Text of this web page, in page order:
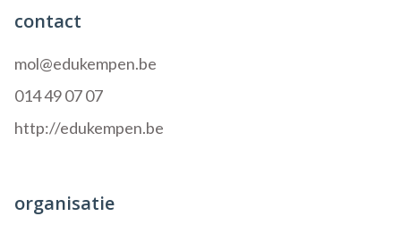
contact
mol@edukempen.be
014 49 07 07
http://edukempen.be
organisatie